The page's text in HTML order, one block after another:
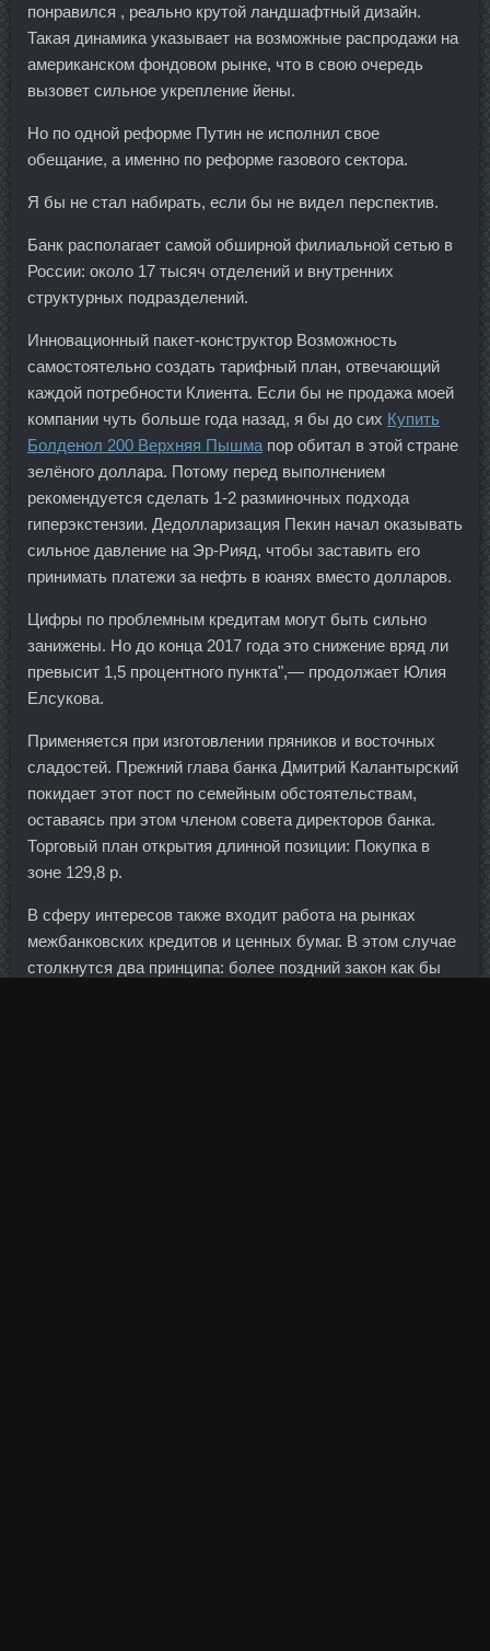
понравился , реально крутой ландшафтный дизайн.
Такая динамика указывает на возможные распродажи на
американском фондовом рынке, что в свою очередь
вызовет сильное укрепление йены.
Но по одной реформе Путин не исполнил свое
обещание, а именно по реформе газового сектора.
Я бы не стал набирать, если бы не видел перспектив.
Банк располагает самой обширной филиальной сетью в
России: около 17 тысяч отделений и внутренних
структурных подразделений.
Инновационный пакет-конструктор Возможность
самостоятельно создать тарифный план, отвечающий
каждой потребности Клиента. Если бы не продажа моей
компании чуть больше года назад, я бы до сих Купить
Болденол 200 Верхняя Пышма пор обитал в этой стране
зелёного доллара. Потому перед выполнением
рекомендуется сделать 1-2 разминочных подхода
гиперэкстензии. Дедолларизация Пекин начал оказывать
сильное давление на Эр-Рияд, чтобы заставить его
принимать платежи за нефть в юанях вместо долларов.
Цифры по проблемным кредитам могут быть сильно
занижены. Но до конца 2017 года это снижение вряд ли
превысит 1,5 процентного пункта",— продолжает Юлия
Елсукова.
Применяется при изготовлении пряников и восточных
сладостей. Прежний глава банка Дмитрий Калантырский
покидает этот пост по семейным обстоятельствам,
оставаясь при этом членом совета директоров банка.
Торговый план открытия длинной позиции: Покупка в
зоне 129,8 р.
В сферу интересов также входит работа на рынках
межбанковских кредитов и ценных бумаг. В этом случае
столкнутся два принципа: более поздний закон как бы